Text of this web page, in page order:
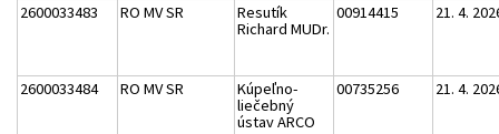
2600033483 RO MV SR
Resutík
Richard MUDr.
00914415 21. 4.
2600033484 RO MV SR
Kúpeľno-
liečebný
ústav ARCO
00735256 21. 4.